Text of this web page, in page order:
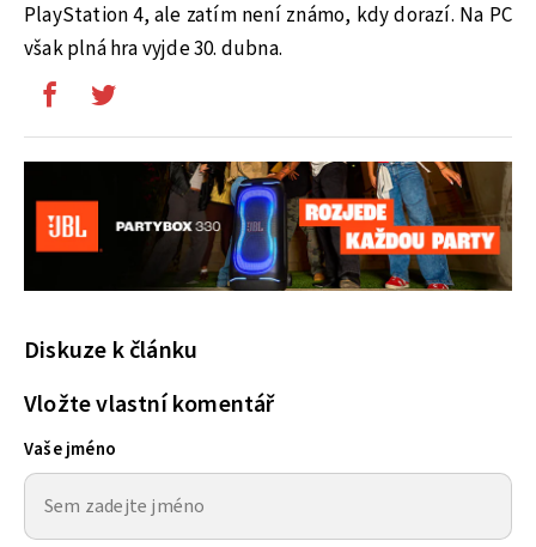
PlayStation 4, ale zatím není známo, kdy dorazí. Na PC
však plná hra vyjde 30. dubna.
Diskuze k článku
Vložte vlastní komentář
Vaše jméno